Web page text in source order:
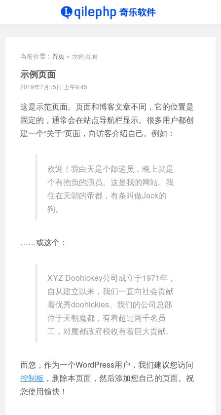
当前位置 :首页 »示例页面
示例页面
2019年7月15日 上午9:45
这是示范页面。页面和博客文章不同，它的位置是
固定的，通常会在站点导航栏显示。很多用户都创
建一个“关于”页面，向访客介绍自己。例如：
欢迎！我白天是个邮递员，晚上就是
个有抱负的演员。这是我的网站。我
住在天朝的帝都，有条叫做Jack的
狗。
……或这个：
XYZ Doohickey公司成立于1971年，
自从建立以来，我们一直向社会贡献
着优秀doohickies。我们的公司总部
位于天朝魔都，有着超过两千名员
工，对魔都政府税收有着巨大贡献。
而您，作为一个WordPress用户，我们建议您访问
控制板 ，删除本页面，然后添加您自己的页面。祝
您使用愉快！